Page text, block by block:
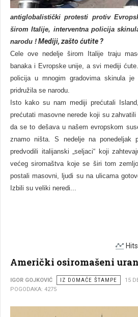
antiglobalistički protesti protiv
širom Italije, interventna policija
narodu ! Mediji, zašto ćutite ?
Cele ove nedelje širom Italije traju
banaka i Evropske unije, a svi mediji
policija u mnogim gradovima skinula
pridružila se narodu.
Isto kako su nam mediji prećutali
prećutati masovne nerede koji su
da se to dešava u našem evropskom
znamo ništa. S nedelje na ponedeljak
predvodili italijanski „seljaci“ koji
većeg siromaštva koje se širi tom
postali masovni, ljudi su na ulicama
Izbili su veliki neredi...
Američki osiromašeni
IGOR GOJKOVIĆ IZ DOMAĆE ŠTAMPE
15
POGODAKA: 4275